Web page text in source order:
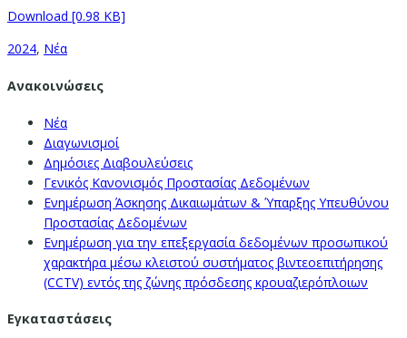
Download [0.98 KB]
2024, Νέα
Ανακοινώσεις
Νέα
Διαγωνισμοί
Δημόσιες Διαβουλεύσεις
Γενικός Κανονισμός Προστασίας Δεδομένων
Ενημέρωση Άσκησης Δικαιωμάτων & Ύπαρξης Υπευθύνου
Προστασίας Δεδομένων
Ενημέρωση για την επεξεργασία δεδομένων προσωπικού
χαρακτήρα μέσω κλειστού συστήματος βιντεοεπιτήρησης
(CCTV) εντός της ζώνης πρόσδεσης κρουαζιερόπλοιων
Εγκαταστάσεις